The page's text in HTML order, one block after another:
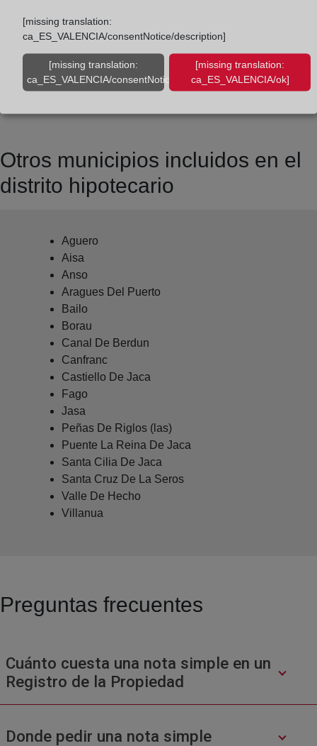
jaca@registrodelapropiedad.org
Datos del Registrador:
Pedro Pernas Ramírez
Delegado de Protección de Datos:
Otros municipios incluidos en el
distrito hipotecario
Aguero
Aisa
Anso
Aragues Del Puerto
Bailo
Borau
Canal De Berdun
Canfranc
Castiello De Jaca
Fago
Jasa
Peñas De Riglos (las)
Puente La Reina De Jaca
Santa Cilia De Jaca
Santa Cruz De La Seros
Valle De Hecho
Villanua
Preguntas frecuentes
Cuánto cuesta una nota simple en un
Registro de la Propiedad
Donde pedir una nota simple
[missing translation:
ca_ES_VALENCIA/consentNotice/description]
[missing translation:
ca_ES_VALENCIA/consentNotice/learnMore]
[missing translation:
ca_ES_VALENCIA/ok]